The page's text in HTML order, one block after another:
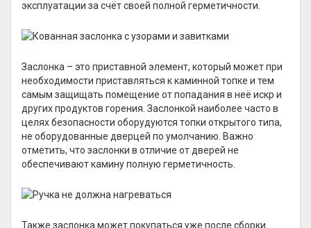
эксплуатации за счёт своей полной герметичности.
Заслонка – это приставной элемент, который может при
необходимости приставляться к каминной топке и тем
самым защищать помещение от попадания в неё искр и
других продуктов горения. Заслонкой наиболее часто в
целях безопасности оборудуются топки открытого типа,
не оборудованные дверцей по умолчанию. Важно
отметить, что заслонки в отличие от дверей не
обеспечивают камину полную герметичность.
Также заслонка может покупаться уже после сборки